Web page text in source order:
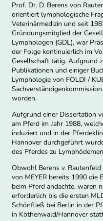
Prof. Dr. D. Berens von
orientiert lymphologische
Veterinärmedizin und seit
Gründungsmitglied der
Lymphologen (GDL), war
der Folge kontinuierlich im
Gesellschaft tätig. Aufgrund
Publikationen und einiger
Lymphologie von FÖLDI /
worden.
Aufgrund einer Dissertation
am Pferd im Jahr 1988,
induziert und in der
Hannover durchgeführt
des Pferdes zu
Obwohl Berens v.
von MEYER bereits 1990 die
beim Pferd andachte, waren
erforderlich bis die ersten
Schönfließ bei Berlin in der
in Köthenwald/Hannover